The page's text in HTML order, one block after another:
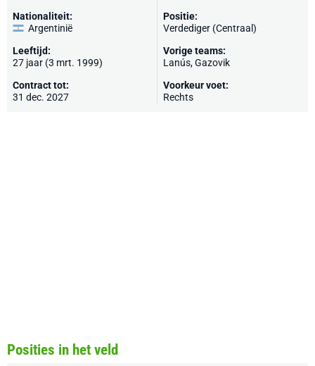
Nationaliteit:
Argentinië
Leeftijd:
27 jaar (3 mrt. 1999)
Contract tot:
31 dec. 2027
Positie:
Verdediger (Centraal)
Vorige teams:
Lanús,Gazovik
Voorkeur voet:
Rechts
Posities in het veld